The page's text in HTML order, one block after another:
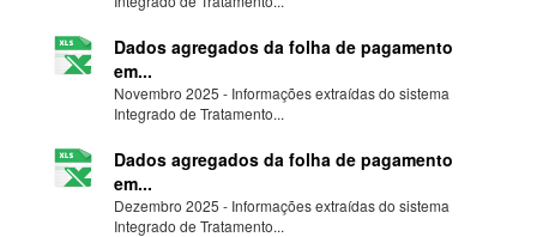
Dados agregados da folha de pagamento
em...
Novembro 2025 - Informações extraídas do sistema
Integrado de Tratamento...
Dados agregados da folha de pagamento
em...
Dezembro 2025 - Informações extraídas do sistema
Integrado de Tratamento...